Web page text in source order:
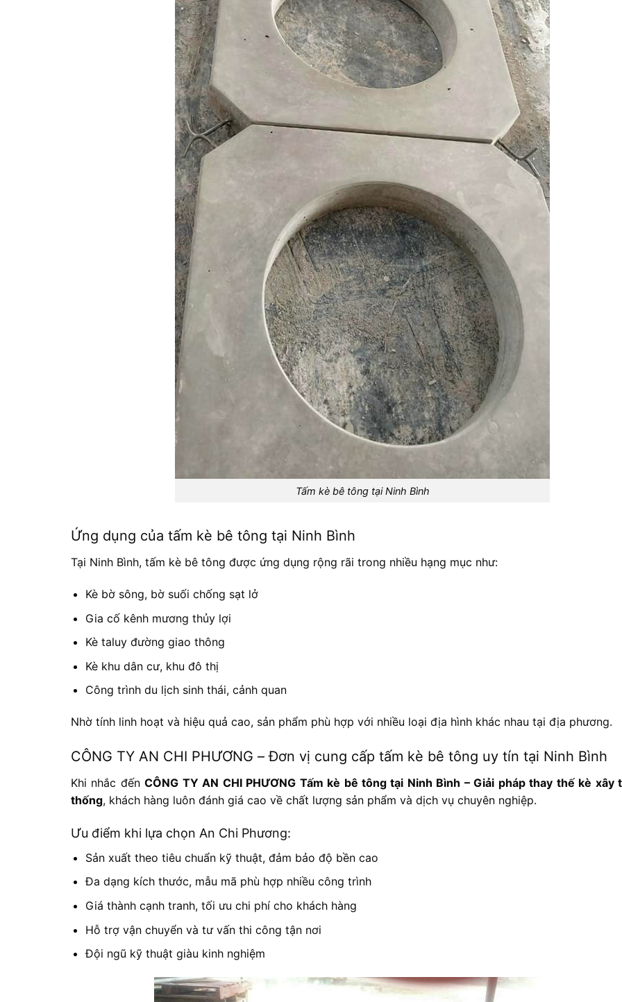
Tấm kè bê tông tại Ninh Bình
Ứng dụng của tấm kè bê tông tại Ninh Bình
Tại Ninh Bình, tấm kè bê tông được ứng dụng rộng rãi trong nhiều hạng mục như:
Kè bờ sông, bờ suối chống sạt lở
Gia cố kênh mương thủy lợi
Kè taluy đường giao thông
Kè khu dân cư, khu đô thị
Công trình du lịch sinh thái, cảnh quan
Nhờ tính linh hoạt và hiệu quả cao, sản phẩm phù hợp với nhiều loại địa hình khác nhau tại địa phương.
CÔNG TY AN CHI PHƯƠNG – Đơn vị cung cấp tấm kè bê tông uy tín tại Ninh Bình
Khi nhắc đếnCÔNG TY AN CHI PHƯƠNG Tấm kè bê tông tại Ninh Bình – Giải pháp thay thế kè xây
thống, khách hàng luôn đánh giá cao về chất lượng sản phẩm và dịch vụ chuyên nghiệp.
Ưu điểm khi lựa chọn An Chi Phương:
Sản xuất theo tiêu chuẩn kỹ thuật, đảm bảo độ bền cao
Đa dạng kích thước, mẫu mã phù hợp nhiều công trình
Giá thành cạnh tranh, tối ưu chi phí cho khách hàng
Hỗ trợ vận chuyển và tư vấn thi công tận nơi
Đội ngũ kỹ thuật giàu kinh nghiệm